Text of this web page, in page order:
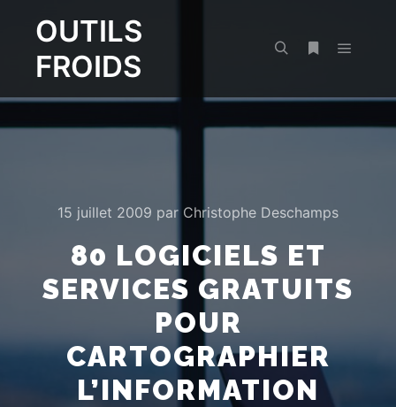
OUTILS
FROIDS
15 juillet 2009 par Christophe Deschamps
80 LOGICIELS ET
SERVICES GRATUITS
POUR
CARTOGRAPHIER
L’INFORMATION